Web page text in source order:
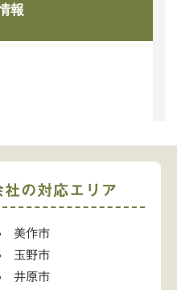
報
の対応エリア
美作市
玉野市
井原市